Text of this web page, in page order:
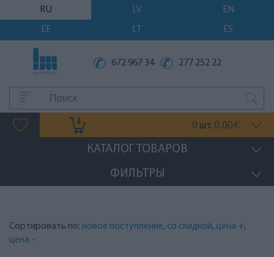
RU LV
EN
EE
LT ES
672 967 34 277 252 22
0 шт. 0.00€
КАТАЛОГ ТОВАРОВ
ФИЛЬТРЫ
Сортировать по: новое поступление, со скидкой, цена +,
цена -